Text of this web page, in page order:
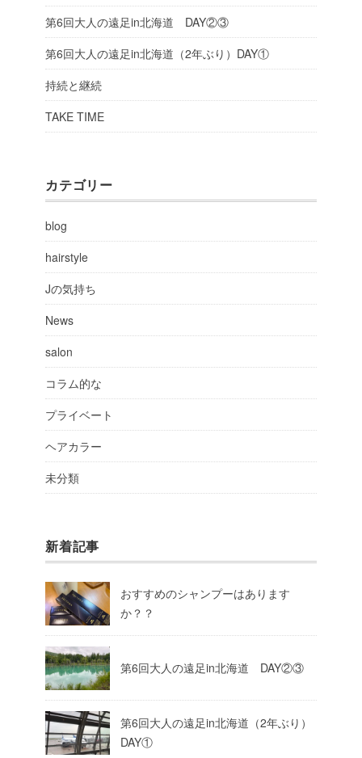
第6回大人の遠足in北海道 DAY②③
第6回大人の遠足in北海道（2年ぶり）DAY①
持続と継続
TAKE TIME
カテゴリー
blog
hairstyle
Jの気持ち
News
salon
コラム的な
プライベート
ヘアカラー
未分類
新着記事
おすすめのシャンプーはあります
か？？
第6回大人の遠足in北海道 DAY②③
第6回大人の遠足in北海道（2年ぶり）
DAY①